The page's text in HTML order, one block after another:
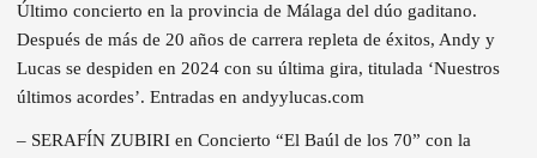
Último concierto en la provincia de Málaga del dúo gaditano.
Después de más de 20 años de carrera repleta de éxitos, Andy y
Lucas se despiden en 2024 con su última gira, titulada ‘Nuestros
últimos acordes’. Entradas en andyylucas.com
– SERAFÍN ZUBIRI en Concierto “El Baúl de los 70” con la